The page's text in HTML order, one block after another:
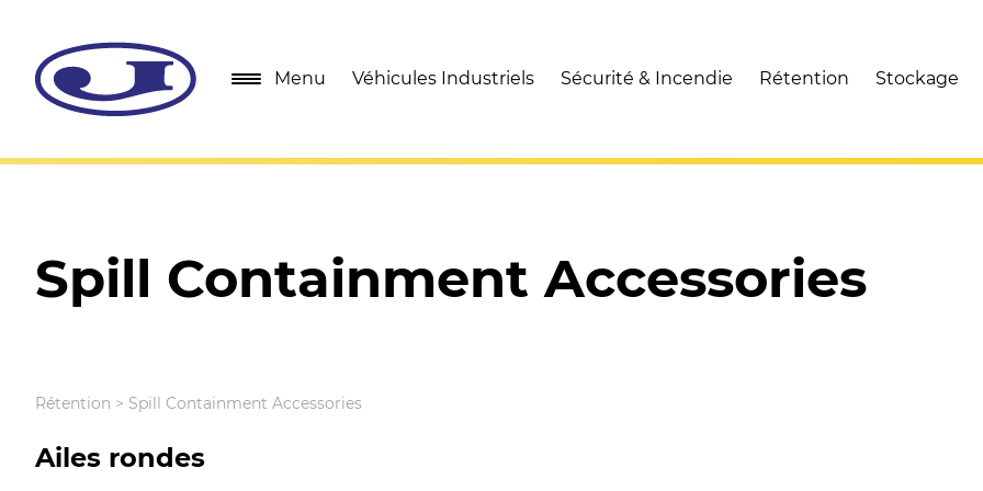
Menu Véhicules Industriels Sécurité & Incendie Rétention Stockage
Spill Containment Accessories
Rétention > Spill Containment Accessories
Ailes rondes